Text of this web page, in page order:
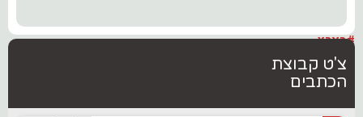
#בארץ
צ'ט קבוצת
הכתבים